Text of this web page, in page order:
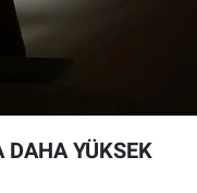
DAHA YÜKSEK